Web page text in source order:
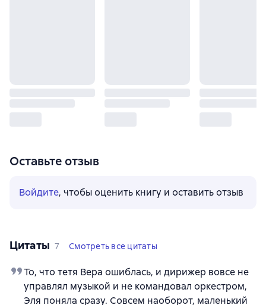
Оставьте отзыв
Войдите, чтобы оценить книгу и оставить отзыв
Цитаты 7 Смотреть все цитаты
То, что тетя Вера ошиблась, и дирижер вовсе не
управлял музыкой и не командовал оркестром,
Эля поняла сразу. Совсем наоборот, маленький